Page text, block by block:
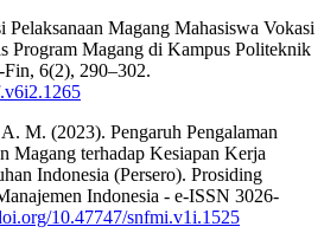
Magang Mahasiswa Vokasi
Program Magang di Kampus Politeknik
Fin, 6(2), 290–302.
M. (2023). Pengaruh Pengalaman
Magang terhadap Kesiapan Kerja
Indonesia (Persero). Prosiding
Indonesia - e-ISSN 3026-
10.47747/snfmi.v1i.1525